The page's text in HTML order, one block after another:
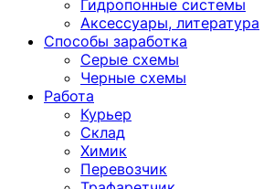
Гидропонные системы
Аксессуары, литература
Способы заработка
Серые схемы
Черные схемы
Работа
Курьер
Склад
Химик
Перевозчик